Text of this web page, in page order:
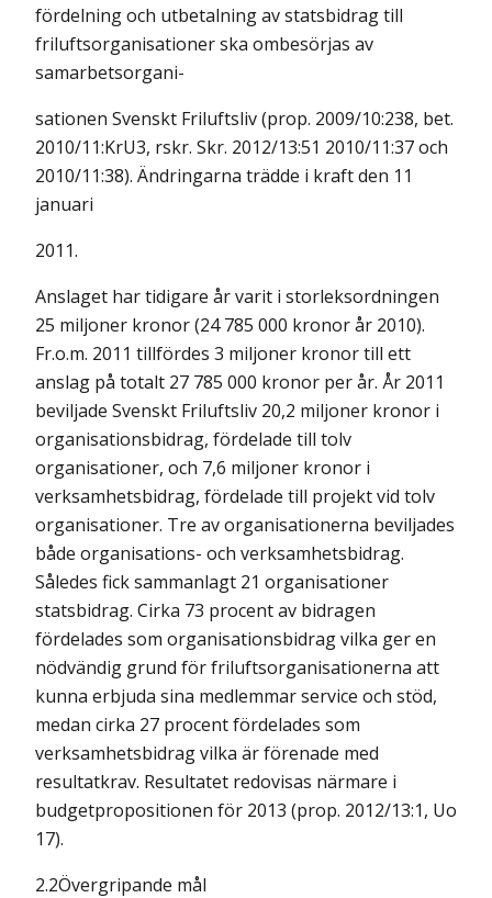
fördelning och utbetalning av statsbidrag till
friluftsorganisationer ska ombesörjas av
samarbetsorgani-
sationen Svenskt Friluftsliv (prop. 2009/10:238, bet.
2010/11:KrU3, rskr. Skr. 2012/13:51 2010/11:37 och
2010/11:38). Ändringarna trädde i kraft den 11
januari
2011.
Anslaget har tidigare år varit i storleksordningen
25 miljoner kronor (24 785 000 kronor år 2010).
Fr.o.m. 2011 tillfördes 3 miljoner kronor till ett
anslag på totalt 27 785 000 kronor per år. År 2011
beviljade Svenskt Friluftsliv 20,2 miljoner kronor i
organisationsbidrag, fördelade till tolv
organisationer, och 7,6 miljoner kronor i
verksamhetsbidrag, fördelade till projekt vid tolv
organisationer. Tre av organisationerna beviljades
både organisations- och verksamhetsbidrag.
Således fick sammanlagt 21 organisationer
statsbidrag. Cirka 73 procent av bidragen
fördelades som organisationsbidrag vilka ger en
nödvändig grund för friluftsorganisationerna att
kunna erbjuda sina medlemmar service och stöd,
medan cirka 27 procent fördelades som
verksamhetsbidrag vilka är förenade med
resultatkrav. Resultatet redovisas närmare i
budgetpropositionen för 2013 (prop. 2012/13:1, Uo
17).
2.2Övergripande mål